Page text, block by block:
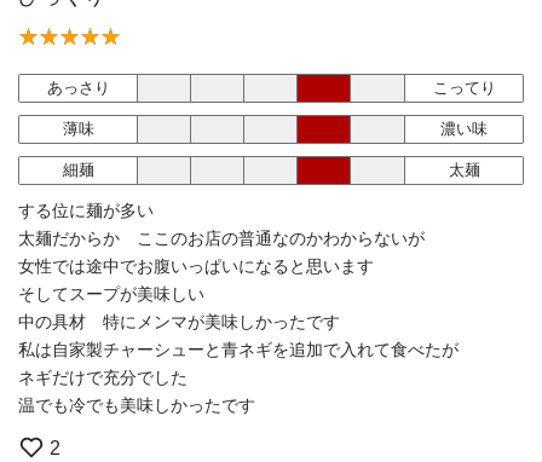
あっさり こってり
薄味 濃い味
細麺 太麺
する位に麺が多い
太麺だからか ここのお店の普通なのかわからないが
女性では途中でお腹いっぱいになると思います
そしてスープが美味しい
中の具材 特にメンマが美味しかったです
私は自家製チャーシューと青ネギを追加で入れて食べたが
ネギだけで充分でした
温でも冷でも美味しかったです
2